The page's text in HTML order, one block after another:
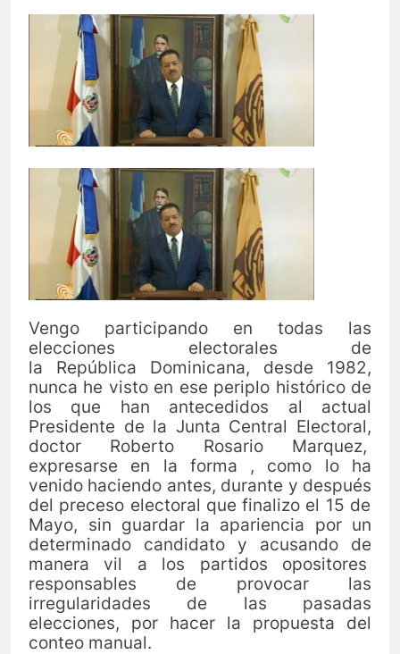
Vengo participando en todas las
elecciones electorales de
la República Dominicana, desde 1982,
nunca he visto en ese periplo históricode
los que han antecedidos al actual
Presidente de la Junta Central Electoral,
doctor Roberto Rosario Marquez,
expresarse en la forma , como lo ha
venido haciendo antes, durante y después
del preceso electoral que finalizo el 15 de
Mayo, sin guardar la apariencia por un
determinado candidato y acusando de
manera vil a los partidos opositores
responsables de provocar las
irregularidades de las pasadas
elecciones, por hacer la propuesta del
conteo manual.